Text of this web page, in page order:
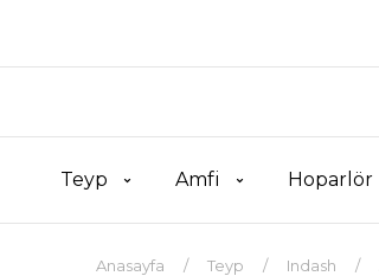
Teyp Amfi Hoparlör
Anasayfa Teyp Indash